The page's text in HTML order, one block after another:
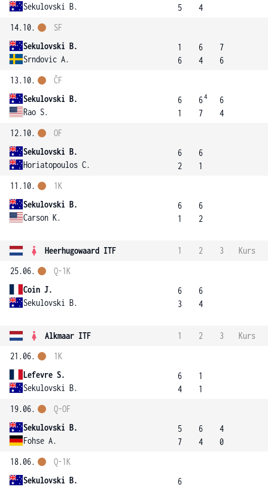
Sekulovski B.
5
4
14.10.
Sekulovski B.
Srndovic A.
SF
1
6
6
4
7
6
13.10.
Sekulovski B.
Rao S.
ČF
6
1
64
7
6
4
12.10.
Sekulovski B.
Horiatopoulos C.
OF
6
2
6
1
11.10.
Sekulovski B.
Carson K.
1K
6
1
6
2
Heerhugowaard ITF 1 2 3
Kurs
25.06.
Coin J.
Sekulovski B.
Q-1K
6
3
6
4
Alkmaar ITF 1 2 3
Kurs
21.06.
Lefevre S.
Sekulovski B.
1K
6
4
1
1
19.06.
Sekulovski B.
Fohse A.
Q-OF
5
7
6
4
4
0
18.06.
Sekulovski B.
Q-1K
6